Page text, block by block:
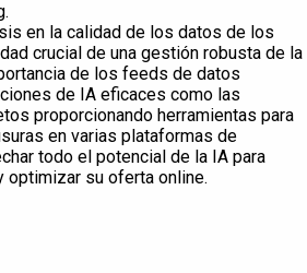
en la calidad de los datos de los
crucial de una gestión robusta de la
de los feeds de datos
de IA eficaces como las
proporcionando herramientas para
en varias plataformas de
todo el potencial de la IA para
optimizar su oferta online.